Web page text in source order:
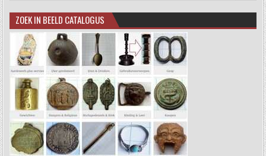
ZOEK IN BEELD CATALOGUS